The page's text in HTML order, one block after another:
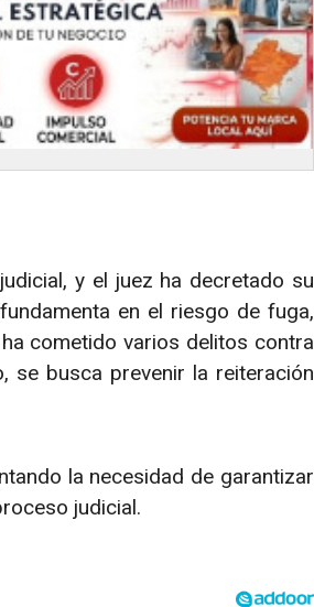
y el juez ha decretado su
en el riesgo de fuga,
cometido varios delitos contra
se busca prevenir la reiteración
la necesidad de garantizar
judicial.